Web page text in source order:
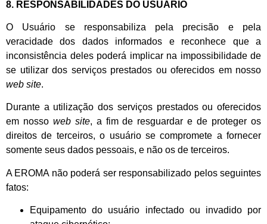
8. RESPONSABILIDADES DO USUÁRIO
O Usuário se responsabiliza pela precisão e pela
veracidade dos dados informados e reconhece que a
inconsistência deles poderá implicar na impossibilidade de
se utilizar dos serviços prestados ou oferecidos em nosso
web site.
Durante a utilização dos serviços prestados ou oferecidos
em nosso web site, a fim de resguardar e de proteger os
direitos de terceiros, o usuário se compromete a fornecer
somente seus dados pessoais, e não os de terceiros.
A EROMA não poderá ser responsabilizado pelos seguintes
fatos:
Equipamento do usuário infectado ou invadido por